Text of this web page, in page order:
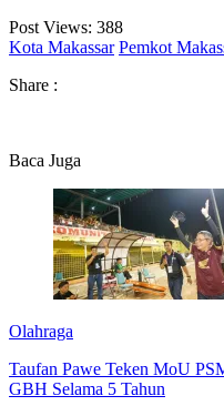
Post Views: 388
Kota Makassar Pemkot
Share :
Baca Juga
Olahraga
Taufan Pawe Teken MoU
GBH Selama 5 Tahun